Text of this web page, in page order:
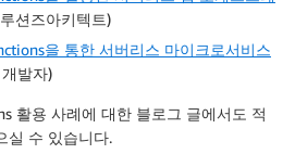
션즈아키텍트)
을 통한 서버리스 마이크로서비스
발자)
활용 사례에 대한 블로그 글에서도 적
실 수 있습니다.